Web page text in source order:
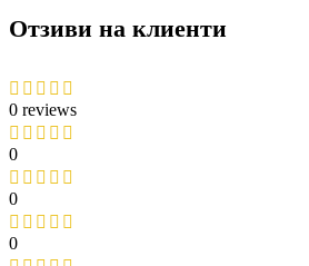
Отзиви на клиенти
0 reviews
0
0
0